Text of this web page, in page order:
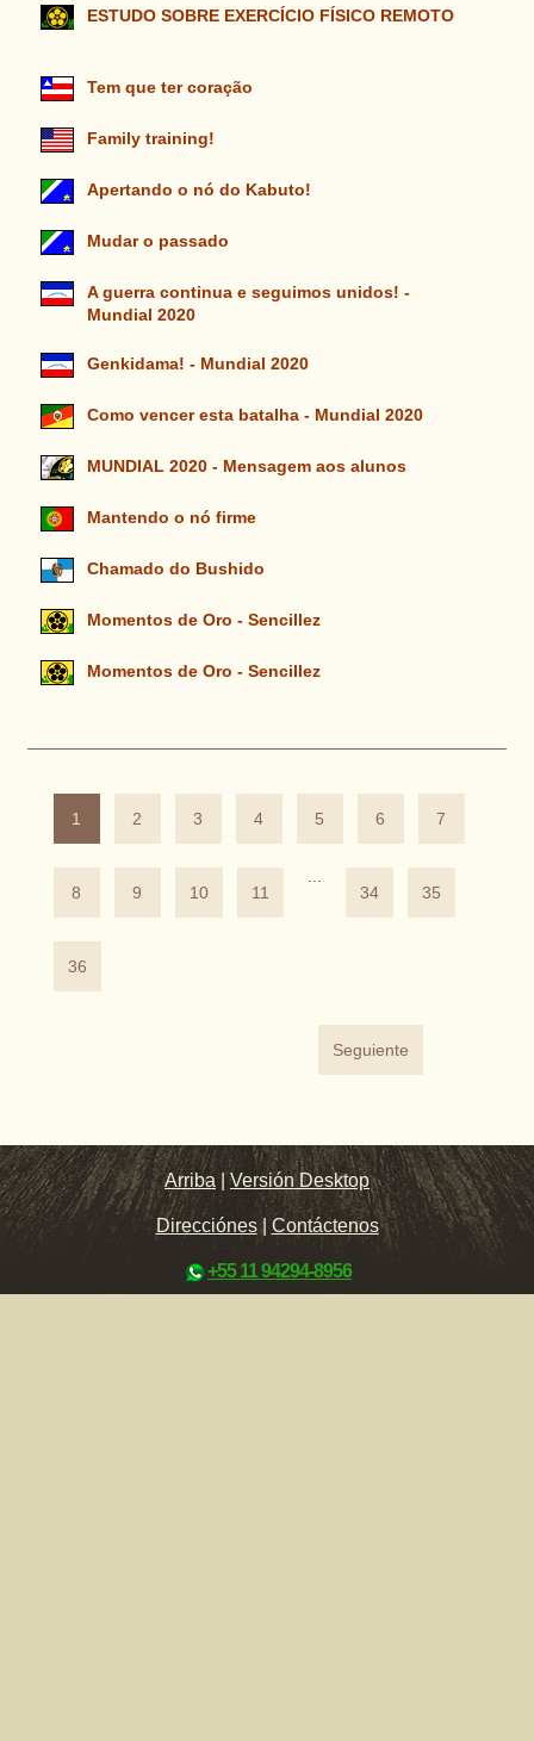
ESTUDO SOBRE EXERCÍCIO FÍSICO REMOTO
Tem que ter coração
Family training!
Apertando o nó do Kabuto!
Mudar o passado
A guerra continua e seguimos unidos! -
Mundial 2020
Genkidama! - Mundial 2020
Como vencer esta batalha - Mundial 2020
MUNDIAL 2020 - Mensagem aos alunos
Mantendo o nó firme
Chamado do Bushido
Momentos de Oro - Sencillez
Momentos de Oro - Sencillez
1 2 3 4 5 6 7
8 9 10 11
...
34
35
36
Seguiente
Arriba |Versión Desktop
Direcciónes| Contáctenos
+55 11 94294-8956